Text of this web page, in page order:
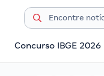
Concurso IBGE 2026